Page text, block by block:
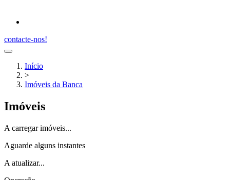
contacte-nos!
Início
>
Imóveis da Banca
Imóveis
A carregar imóveis...
Aguarde alguns instantes
A atualizar...